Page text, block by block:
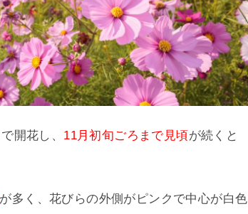
開花し、 11月初旬ごろまで見頃が続くと
が多く、花びらの外側がピンクで中心が白色